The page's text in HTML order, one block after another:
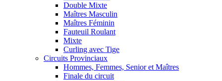
Double Mixte
Maîtres Masculin
Maîtres Féminin
Fauteuil Roulant
Mixte
Curling avec Tige
Circuits Provinciaux
Hommes, Femmes, Senior et Maîtres
Finale du circuit